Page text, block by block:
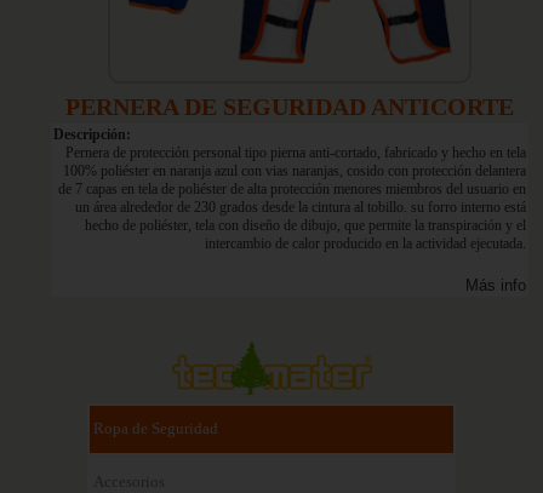
PERNERA DE SEGURIDAD ANTICORTE
Descripción:
Pernera de protección personal tipo pierna anti-cortado, fabricado y hecho en tela
100% poliéster en naranja azul con vias naranjas, cosido con protección delantera
de 7 capas en tela de poliéster de alta protección menores miembros del usuario en
un área alrededor de 230 grados desde la cintura al tobillo. su forro interno está
hecho de poliéster, tela con diseño de dibujo, que permite la transpiración y el
intercambio de calor producido en la actividad ejecutada.
Más info
Ropa de Seguridad
Accesorios